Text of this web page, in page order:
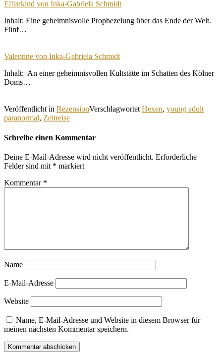
Elfenkind von Inka-Gabriela Schmidt
Inhalt: Eine geheimnisvolle Prophezeiung über das Ende der Welt.
Fünf…
Valentine von Inka-Gabriela Schmidt
Inhalt: An einer geheimnisvollen Kultstätte im Schatten des Kölner
Doms…
Veröffentlicht in RezensionVerschlagwortet Hexen, young adult
paranormal, Zeitreise
Schreibe einen Kommentar
Deine E-Mail-Adresse wird nicht veröffentlicht. Erforderliche
Felder sind mit * markiert
Kommentar *
Name
E-Mail-Adresse
Website
Name, E-Mail-Adresse und Website in diesem Browser für
meinen nächsten Kommentar speichern.